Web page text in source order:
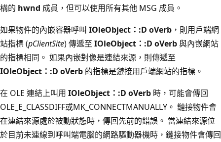
構的 hwnd 成員，但可以使用所有其他 MSG 成員。
如果物件的內嵌容器呼叫 IOleObject：:D oVerb ，則用戶端網
站指標 (pClientSite) 傳遞至 IOleObject：:D oVerb與內嵌網站
的指標相同。 如果內嵌對像是連結來源，則傳遞至
IOleObject：:D oVerb 的指標是鏈接用戶端網站的指標。
在 OLE 連結上叫用 IOleObject：:D oVerb 時，可能會傳回
OLE_E_CLASSDIFF或MK_CONNECTMANUALLY。 鏈接物件會
在連結來源處於被動狀態時，傳回先前的錯誤。 當連結來源位
於目前未連線到呼叫端電腦的網路驅動器機時，鏈接物件會傳回